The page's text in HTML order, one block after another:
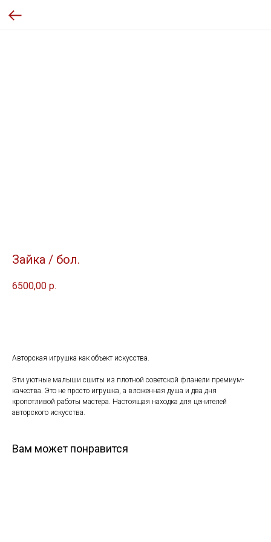
Зайка / бол.
6500,00 р.
Авторская игрушка как объект искусства.
Эти уютные малыши сшиты из плотной советской фланели премиум-
качества. Это не просто игрушка, а вложенная душа и два дня
кропотливой работы мастера. Настоящая находка для ценителей
авторского искусства.
Вам может понравится